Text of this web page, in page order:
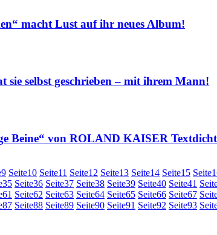
macht Lust auf ihr neues Album!
selbst geschrieben – mit ihrem Mann!
Beine“ von ROLAND KAISER
9 Seite10 Seite11 Seite12 Seite13 Seite14 Seite15 Seite
35 Seite36 Seite37 Seite38 Seite39 Seite40 Seite41
61 Seite62 Seite63 Seite64 Seite65 Seite66 Seite67
87 Seite88 Seite89 Seite90 Seite91 Seite92 Seite93